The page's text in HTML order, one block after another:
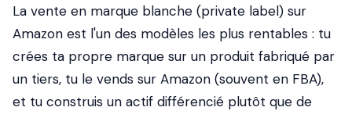
La vente en marque blanche (private label) sur
Amazon est l'un des modèles les plus rentables : tu
crées ta propre marque sur un produit fabriqué par
un tiers, tu le vends sur Amazon (souvent en FBA),
et tu construis un actif différencié plutôt que de